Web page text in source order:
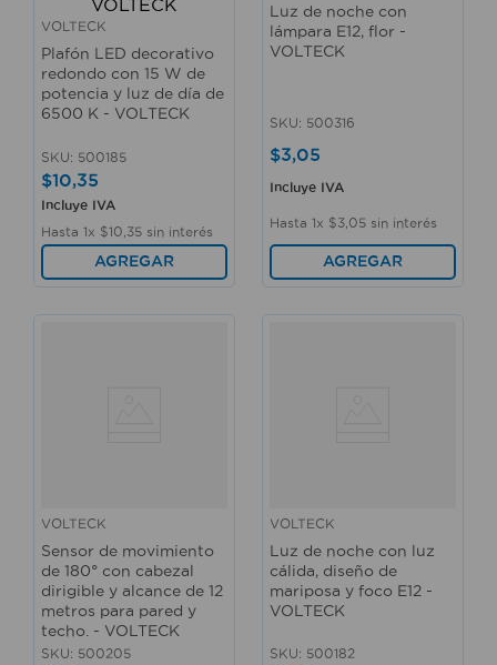
VOLTECK
Plafón LED decorativo
redondo con 15 W de
potencia y luz de día de
6500 K - VOLTECK
SKU: 500185
$10,35
Incluye IVA
Hasta 1x $10 35 sin interés
AGREGAR
Luz de noche con
lámpara E12, flor -
VOLTECK
SKU: 500316
$3,05
Incluye IVA
Hasta 1x $3 05 sin interés
AGREGAR
VOLTECK
Sensor de movimiento
de 180° con cabezal
dirigible y alcance de 12
metros para pared y
techo. - VOLTECK
SKU: 500205
VOLTECK
Luz de noche con luz
cálida, diseño de
mariposa y foco E12 -
VOLTECK
SKU: 500182